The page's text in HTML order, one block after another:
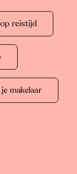
reistijd
makelaar